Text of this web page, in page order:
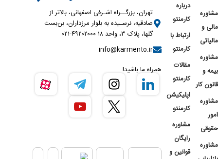
مشاوره
مالی و
مالیاتی
مشاوره
بیمه و
قانون کار
مشاوره
امور
حقوقی
مشاوره
درباره
کارمنتو
ارتباط با
کارمنتو
مقالات
کارمنتو
اپلیکیشن
کارمنتو
مشاوره
رایگان
قوانین و
تهران، بزرگــراه اشـرفی اصفهانی، بالاتر از
صادقیه، نرسـیده به بلوار مرزداران، بن‌بست
گلها، پلاک ۳، واحد ۱۸ ۴۹۲۰۲۰۰۰-۰۲۱
info@karmento.ir
همراه ما باشید!